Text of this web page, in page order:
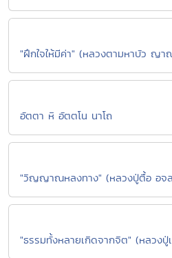
"ฝึกใจให้มีค่า" (หลวงตามหาบัว ญา
อัตตา หิ อัตตโน นาโถ
"วิญญาณหลงทาง" (หลวงปู่ตื้อ อจล
"ธรรมทั้งหลายเกิดจากจิต" (หลวง